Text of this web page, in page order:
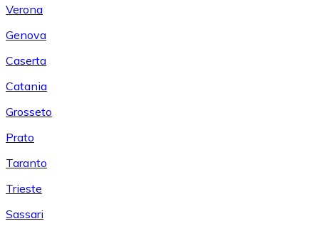
Verona
Genova
Caserta
Catania
Grosseto
Prato
Taranto
Trieste
Sassari